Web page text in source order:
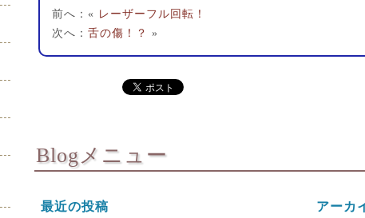
前へ：« レーザーフル回転！
次へ： 舌の傷！？ »
Blogメニュー
最近の投稿 アーカ